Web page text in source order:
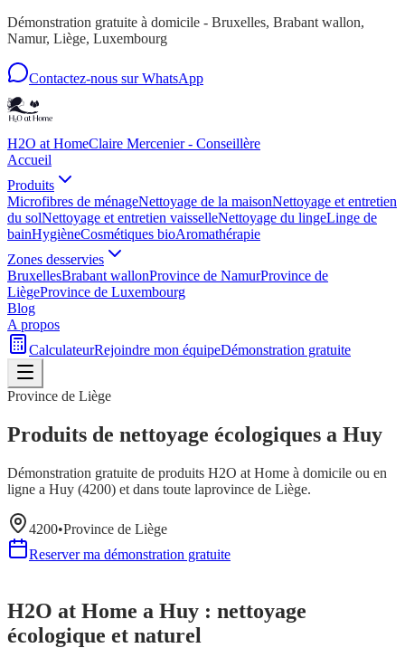
Démonstration gratuite à domicile - Bruxelles, Brabant wallon,
Namur, Liège, Luxembourg
Contactez-nous sur WhatsApp
H2O at HomeClaire Mercenier - Conseillère
Accueil
Produits
Microfibres de ménageNettoyage de la maisonNettoyage et entretien
du solNettoyage et entretien vaisselleNettoyage du lingeLinge de
bainHygièneCosmétiques bioAromathérapie
Zones desservies
BruxellesBrabant wallonProvince de NamurProvince de
LiègeProvince de Luxembourg
Blog
A propos
CalculateurRejoindre mon équipeDémonstration gratuite
Province de Liège
Produits de nettoyage écologiques a Huy
Démonstration gratuite de produits H2O at Home à domicile ou en
ligne a Huy (4200) et dans toute laprovince de Liège.
4200•Province de Liège
Reserver ma démonstration gratuite
H2O at Home a Huy : nettoyage
écologique et naturel